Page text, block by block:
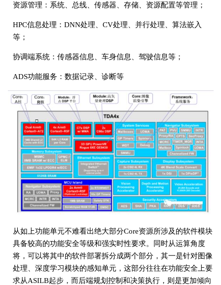
资源管理：系统、总线、传感器、存储、资源配置等管理；
HPC信息处理：DNN处理、CV处理、并行处理、算法嵌入
等；
协调端系统：传感器信息、车身信息、驾驶信息等；
ADS功能服务：数据记录、诊断等
从如上功能单元不难看出绝大部分Core资源所涉及的软件模块
具备较高的功能安全等级和强实时性要求。同时从运算角度
将，可以将其中的软件部署拆分成两个部分，其一是针对图像
处理、深度学习模块的感知单元，这部分往往在功能安全上要
求从ASILB起步，而后端规划控制和决策执行，则是更加倾向